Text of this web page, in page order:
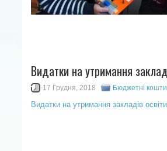
Видатки на утримання
17 Грудня, 2018 Бюджетні кошти
Видатки на утримання закладів